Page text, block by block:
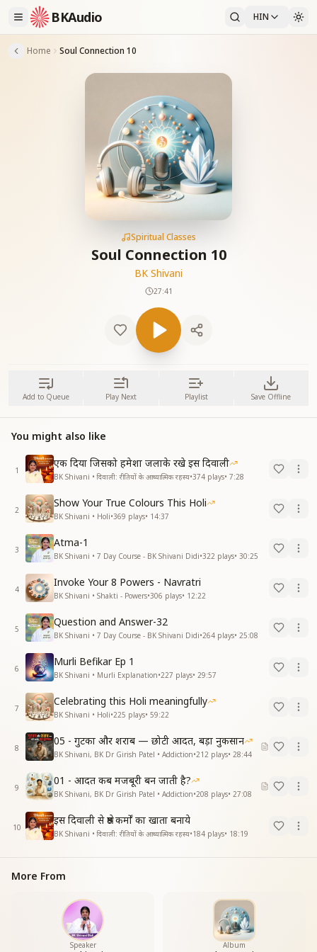
BKAudio HIN
Home Soul Connection 10
Spiritual Classes
Soul Connection 10
BK Shivani
27:41
Add to Queue Play Next Playlist Save Offline
You might also like
1
एक दिया जिसको हमेशा जलाके रखे इस दिवाली
BK Shivani • दिवाली: रीतियों के आध्यात्मिक रहस्य•374 plays• 7:28
2
Show Your True Colours This Holi
BK Shivani • Holi•369 plays• 14:37
3
Atma-1
BK Shivani • 7 Day Course - BK Shivani Didi•322 plays• 30:25
4
Invoke Your 8 Powers - Navratri
BK Shivani • Shakti - Powers•306 plays• 12:22
5
Question and Answer-32
BK Shivani • 7 Day Course - BK Shivani Didi•264 plays• 25:08
6
Murli Befikar Ep 1
BK Shivani • Murli Explanation•227 plays• 29:57
7
Celebrating this Holi meaningfully
BK Shivani • Holi•225 plays• 59:22
8
05 - गुटका और शराब — छोटी आदत, बड़ा नुकसान
BK Shivani, BK Dr Girish Patel • Addiction•212 plays• 28:44
9
01 - आदत कब मजबूरी बन जाती है?
BK Shivani, BK Dr Girish Patel • Addiction•208 plays• 27:08
10
इस दिवाली से श्रेष्ठ कर्मों का खाता बनाये
BK Shivani • दिवाली: रीतियों के आध्यात्मिक रहस्य•184 plays• 18:19
More From
Speaker Album